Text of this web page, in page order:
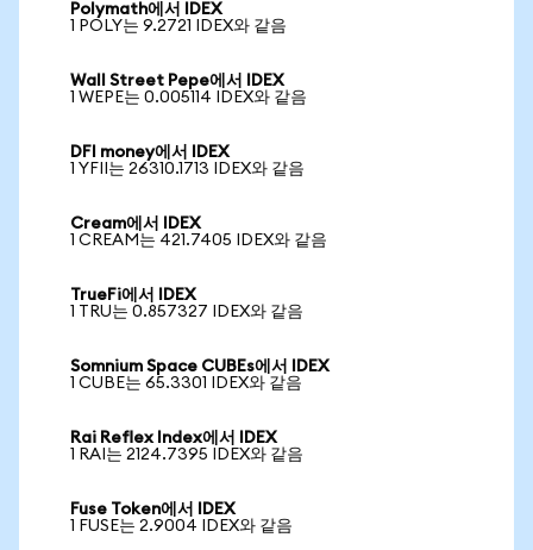
Polymath에서 IDEX
1 POLY는 9.2721 IDEX와 같음
Wall Street Pepe에서 IDEX
1 WEPE는 0.005114 IDEX와 같음
DFI money에서 IDEX
1 YFII는 26310.1713 IDEX와 같음
Cream에서 IDEX
1 CREAM는 421.7405 IDEX와 같음
TrueFi에서 IDEX
1 TRU는 0.857327 IDEX와 같음
Somnium Space CUBEs에서 IDEX
1 CUBE는 65.3301 IDEX와 같음
Rai Reflex Index에서 IDEX
1 RAI는 2124.7395 IDEX와 같음
Fuse Token에서 IDEX
1 FUSE는 2.9004 IDEX와 같음